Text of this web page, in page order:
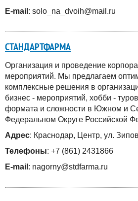
E-mail : solo_na_dvoih@mail.ru
СТАНДАРТФАРМА
Организация и проведение
мероприятий. Мы предлагаем
комплексные решения в
бизнес - мероприятий, хобби -
формата и сложности в Южном и
Федеральном Округе Российской
Адрес: Краснодар, Центр, ул.
Телефоны: +7 (861) 2431866
E-mail : nagorny@stdfarma.ru